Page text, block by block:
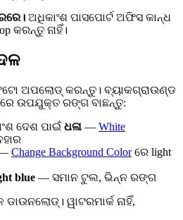
ଅଧିକାଂଶ ପାସପୋର୍ଟ ଅଫିସ କାନ୍ଧ
କରନ୍ତୁ ନାହିଁ।
ଅପଲୋଡ୍ କରନ୍ତୁ। ବ୍ୟାକଗ୍ରାଉଣ୍ଡ
ରେ ଉପଯୁକ୍ତ ରଙ୍ଗ ବାଛନ୍ତୁ:
ଦେଶ ପାଇଁ ଧଳା — White
Change Background Colorରେ light
blue — ସମାନ ଟୁଲ, ଭିନ୍ନ ରଙ୍ଗ
ୱାଟରମାର୍କ ନାହିଁ,